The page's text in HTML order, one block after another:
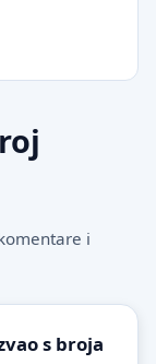
i
s broja